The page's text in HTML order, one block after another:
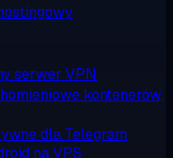
serwer VPN
kontenerów,
dla Telegram
na VPS